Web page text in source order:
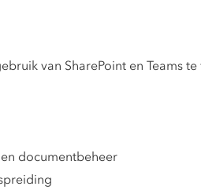
van SharePoint en Teams
documentbeheer